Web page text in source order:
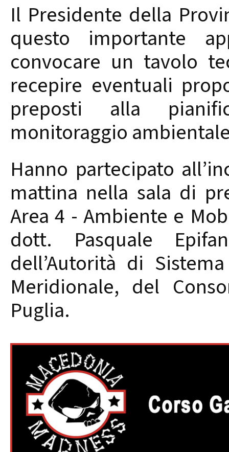
Il Presidente della
questo importante
convocare un tavolo
recepire eventuali
preposti alla
monitoraggio
Hanno partecipato
mattina nella sala di
Area 4 - Ambiente e
dott. Pasquale
dell’Autorità di
Meridionale, del
Puglia.